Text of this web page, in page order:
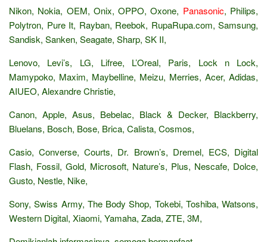
Nikon, Nokia, OEM, Onix, OPPO, Oxone, Panasonic, Philips,
Polytron, Pure It, Rayban, Reebok, RupaRupa.com, Samsung,
Sandisk, Sanken, Seagate, Sharp, SK II,
Lenovo, Levi’s, LG, Lifree, L’Oreal, Paris, Lock n Lock,
Mamypoko, Maxim, Maybelline, Meizu, Merries, Acer, Adidas,
AIUEO, Alexandre Christie,
Canon, Apple, Asus, Bebelac, Black & Decker, Blackberry,
Bluelans, Bosch, Bose, Brica, Calista, Cosmos,
Casio, Converse, Courts, Dr. Brown’s, Dremel, ECS, Digital
Flash, Fossil, Gold, Microsoft, Nature’s, Plus, Nescafe, Dolce,
Gusto, Nestle, Nike,
Sony, Swiss Army, The Body Shop, Tokebi, Toshiba, Watsons,
Western Digital, Xiaomi, Yamaha, Zada, ZTE, 3M,